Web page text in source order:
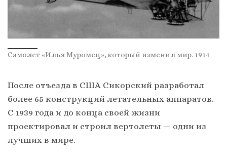
Самолет «Илья Муромец», который изменил мир. 1914
После отъезда в США Сикорский разработал
более 65 конструкций летательных аппаратов.
С 1939 года и до конца своей жизни
проектировал и строил вертолеты — одни из
лучших в мире.